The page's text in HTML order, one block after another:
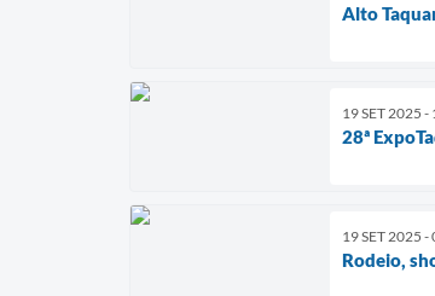
Alto
19 SET 2025 -
28ª
19 SET 2025
Rodeio,